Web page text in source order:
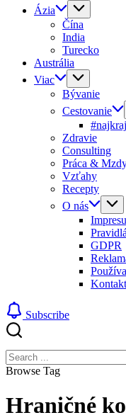
Ázia
Čína
India
Turecko
Austrália
Viac
Bývanie
Cestovanie
Zdravie
Consulting
Práca &
Vzťahy
Recepty
O nás
GDPR
Kontakt
Subscribe
Search
Browse Tag
Hraničné